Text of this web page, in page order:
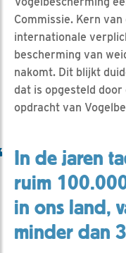
Commissie. Kern
internationale
bescherming van
nakomt. Dit blijkt
dat is opgesteld
opdracht van
In de jaren
ruim
in ons land,
minder dan